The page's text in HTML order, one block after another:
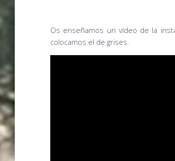
Os enseñamos un vídeo de la
colocamos el de grises.